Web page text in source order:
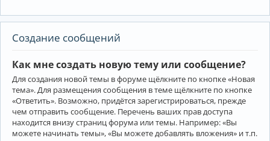
Создание сообщений
Как мне создать новую тему или сообщение?
Для создания новой темы в форуме щёлкните по кнопке «Новая
тема». Для размещения сообщения в теме щёлкните по кнопке
«Ответить». Возможно, придётся зарегистрироваться, прежде
чем отправить сообщение. Перечень ваших прав доступа
находится внизу страниц форума или темы. Например: «Вы
можете начинать темы», «Вы можете добавлять вложения» и т.п.